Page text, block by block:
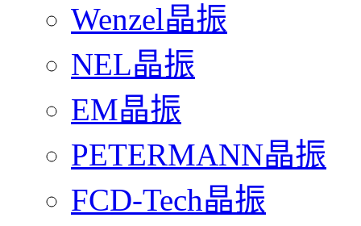
Wenzel晶振
NEL晶振
EM晶振
PETERMANN晶振
FCD-Tech晶振